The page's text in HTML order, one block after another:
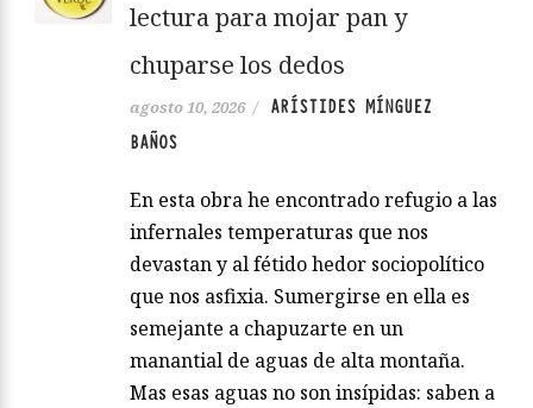
lectura para mojar pan y
chuparse los dedos
agosto 10, 2026 /
ARÍSTIDES MÍNGUEZ
BAÑOS
En esta obra he encontrado refugio a las
infernales temperaturas que nos
devastan y al fétido hedor sociopolítico
que nos asfixia. Sumergirse en ella es
semejante a chapuzarte en un
manantial de aguas de alta montaña.
Mas esas aguas no son insípidas: saben a